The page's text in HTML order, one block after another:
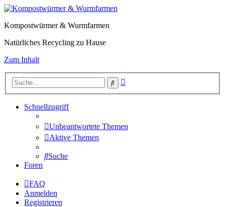
Kompostwürmer & Wurmfarmen
Natürliches Recycling zu Hause
Zum Inhalt
Suche
Schnellzugriff
Unbeantwortete Themen
Aktive Themen
Suche
Foren
FAQ
Anmelden
Registrieren